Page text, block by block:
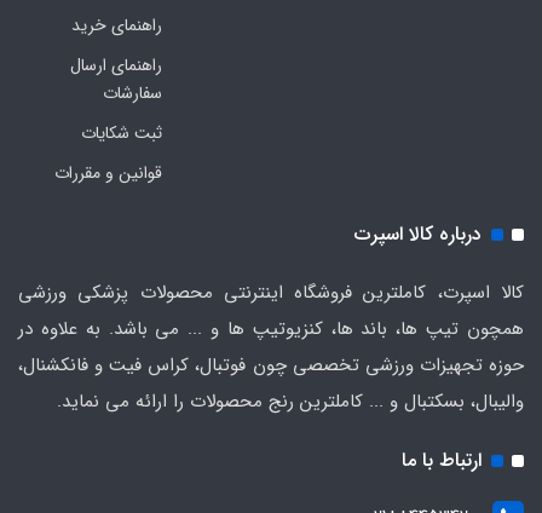
راهنمای خرید
راهنمای ارسال
سفارشات
ثبت شکایات
قوانین و مقررات
درباره کالا اسپرت
کالا اسپرت، کاملترین فروشگاه اینترنتی محصولات پزشکی ورزشی
همچون تیپ ها، باند ها، کنزیوتیپ ها و ... می باشد. به علاوه در
حوزه تجهیزات ورزشی تخصصی چون فوتبال، کراس فیت و فانکشنال،
والیبال، بسکتبال و ... کاملترین رنج محصولات را ارائه می نماید.
ارتباط با ما